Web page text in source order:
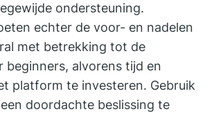
ondersteuning.
echter de voor- en nadelen
met betrekking tot de
beginners, alvorens tijd en
platform te investeren. Gebruik
doordachte beslissing te